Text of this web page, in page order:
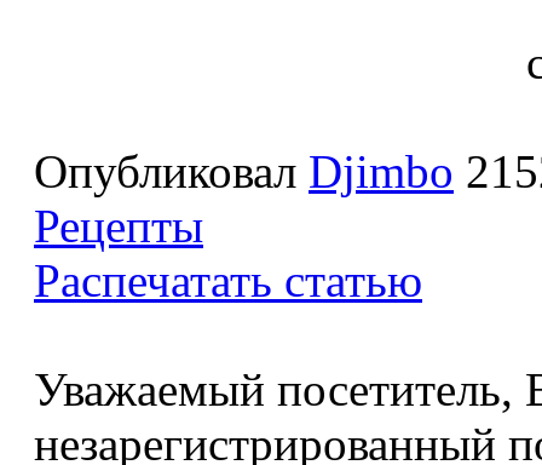
Опубликовал Djimbo
Рецепты
Распечатать статью
Уважаемый посетитель,
незарегистрированный